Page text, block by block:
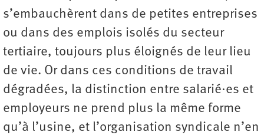
s’embauchèrent dans de petites entreprises
ou dans des emplois isolés du secteur
tertiaire, toujours plus éloignés de leur lieu
de vie. Or dans ces conditions de travail
dégradées, la distinction entre salarié·es et
employeurs ne prend plus la même forme
qu’à l’usine, et l’organisation syndicale n’en